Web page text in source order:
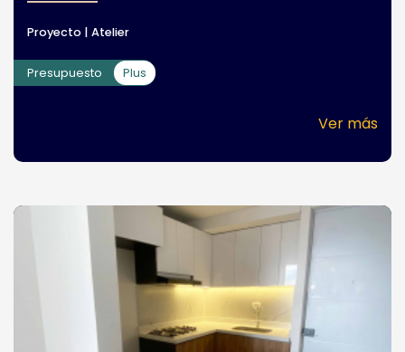
Proyecto | Atelier
Presupuesto Plus
Ver más